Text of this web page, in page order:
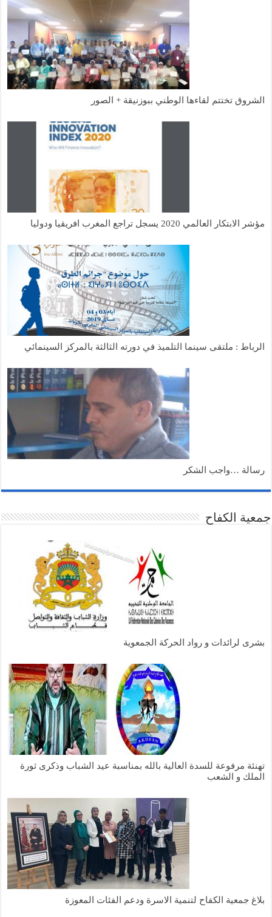
الشروق تختتم لقاءها الوطني ببوزنيقة + الصور
مؤشر الابتكار العالمي 2020 يسجل تراجع المغرب افريقيا ودوليا
الرباط : ملتقى سينما التلميذ في دورته الثالثة بالمركز السينمائي
رسالة …واجب الشكر
جمعية الكفاح
بشرى لرائدات و رواد الحركة الجمعوية
تهنئة مرفوعة للسدة العالية بالله بمناسبة عيد الشباب وذكرى ثورة
الملك و الشعب
بلاغ جمعية الكفاح لتنمية الاسرة ودعم الفئات المعوزة